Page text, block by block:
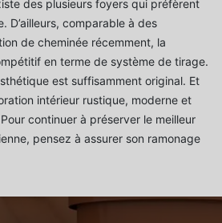
des plusieurs foyers qui préfèrent
D’ailleurs, comparable à des
de cheminée récemment, la
en terme de système de tirage.
est suffisamment original. Et
intérieur rustique, moderne et
continuer à préserver le meilleur
pensez à assurer son ramonage